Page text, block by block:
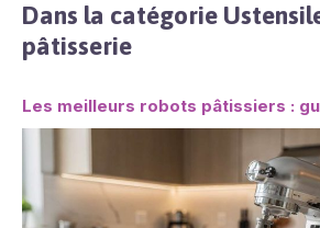
Dans la catégorie
pâtisserie
Les meilleurs robots pâtissiers :